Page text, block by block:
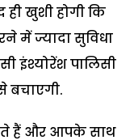
खुशी होगी कि
में ज्यादा सुविधा
इंश्योरेंश पालिसी
बचाएगी.
हैं और आपके साथ